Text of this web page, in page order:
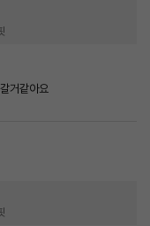
거같아요